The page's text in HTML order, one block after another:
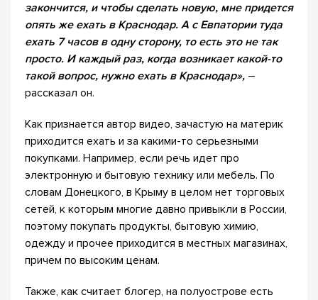
закончится, и чтобы сделать новую, мне придется
опять же ехать в Краснодар. А с Евпатории туда
ехать 7 часов в одну сторону, то есть это не так
просто. И каждый раз, когда возникает какой-то
такой вопрос, нужно ехать в Краснодар», –
рассказал он.
Как признается автор видео, зачастую на материк
приходится ехать и за какими-то серьезными
покупками. Например, если речь идет про
электронную и бытовую технику или мебель. По
словам Донецкого, в Крыму в целом нет торговых
сетей, к которым многие давно привыкли в России,
поэтому покупать продукты, бытовую химию,
одежду и прочее приходится в местных магазинах,
причем по высоким ценам.
Также, как считает блогер, на полуострове есть